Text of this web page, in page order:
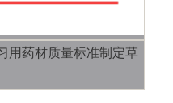
用药材质量标准制定草